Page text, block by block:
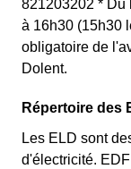
821203202 * Du
à 16h30 (15h30
obligatoire de
Dolent.
Répertoire des
Les ELD sont
d'électricité.